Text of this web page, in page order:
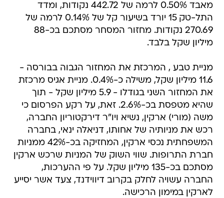
מאבד 0.50% לרמה של 442.72 נקודות, ומדד
התל-טק 15 יורד בשיעור קל של 0.14% לרמה של
270.69 נקודות. מחזור המסחר מסתכם בכ-88
מיליון שקל בלבד.
מניית טבע , המרכזת את המחזור הגבוה בבורסה -
11.6 מיליון שקל, משילה כ-0.4%. מניית אגיס מרכזת
את המחזור השני בגודלו - 5.9 מיליון שקל - תוך
שהיא מטפסת בכ-2.6%. זאת, על רקע הפרסום כי
משה (מורי) ארקין, נשיא ויו"ר דירקטוריון החברה,
רכש את מניותיה של אחותו, דניאלה ינאי, בחברה
המשפחתית נכסי ארקין, המחזיקה בכ-42% ממניות
חברת התרופות. שווי השוק של המניות שרכש ארקין
מסתכם בכ-135 מיליון שקל. על פי ההערכות,
החברה עשויה לחלק בקרוב דיווידנד, צעד אשר יסייע
לארקין במימון הרכישה.